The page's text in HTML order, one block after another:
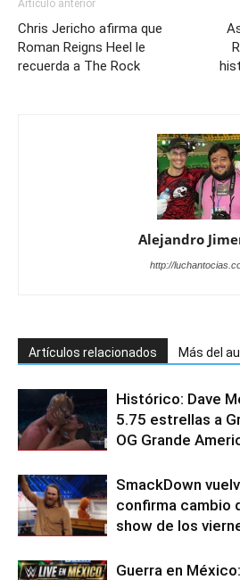
Artículo anterior
Chris Jericho afirma que
Roman Reigns Heel le
recuerda a The Rock
Alejandro
http://
Artículos relacionados Más del
Histórico: Dave
5.75 estrellas a
OG Grande
SmackDown
confirma cambio
show de los
Guerra en